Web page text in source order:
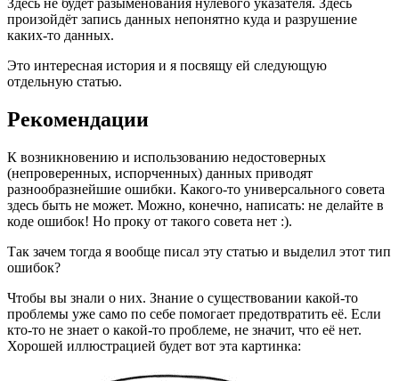
Здесь не будет разыменования нулевого указателя. Здесь
произойдёт запись данных непонятно куда и разрушение
каких-то данных.
Это интересная история и я посвящу ей следующую
отдельную статью.
Рекомендации
К возникновению и использованию недостоверных
(непроверенных, испорченных) данных приводят
разнообразнейшие ошибки. Какого-то универсального совета
здесь быть не может. Можно, конечно, написать: не делайте в
коде ошибок! Но проку от такого совета нет :).
Так зачем тогда я вообще писал эту статью и выделил этот тип
ошибок?
Чтобы вы знали о них. Знание о существовании какой-то
проблемы уже само по себе помогает предотвратить её. Если
кто-то не знает о какой-то проблеме, не значит, что её нет.
Хорошей иллюстрацией будет вот эта картинка: